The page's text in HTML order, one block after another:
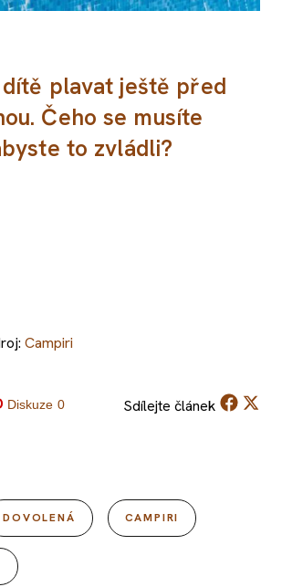
plavat ještě před
Čeho se musíte
to zvládli?
Campiri
Diskuze 0 Sdílejte článek
DOVOLENÁ CAMPIRI